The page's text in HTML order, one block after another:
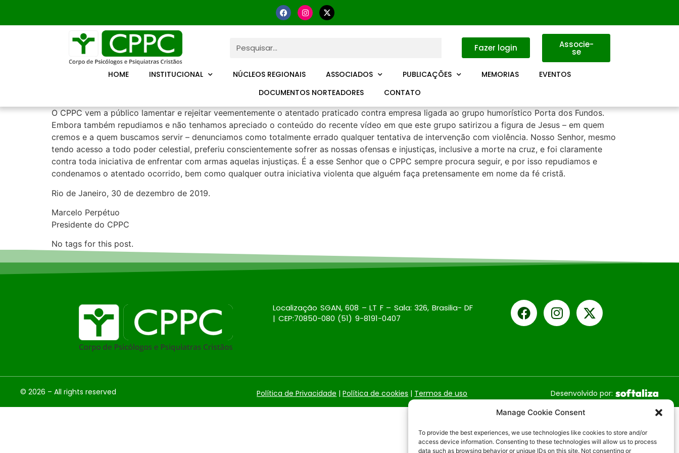
Manage Cookie Consent
To provide the best experiences, we use technologies like cookies to store and/or
access device information. Consenting to these technologies will allow us to process
data such as browsing behavior or unique IDs on this site. Not consenting or
Fazer login Associe-
se
HOME INSTITUCIONAL NÚCLEOS REGIONAIS ASSOCIADOS PUBLICAÇÕES MEMORIAS
EVENTOS
DOCUMENTOS NORTEADORES
CONTATO
O CPPC vem a público lamentar e rejeitar veementemente o atentado praticado contra empresa ligada ao grupo humorístico Porta dos Fundos.
Embora também repudiamos e não tenhamos apreciado o conteúdo do recente vídeo em que este grupo satirizou a figura de Jesus – em quem
cremos e a quem buscamos servir – denunciamos como totalmente errado qualquer tentativa de intervenção com violência. Nosso Senhor, mesmo
tendo acesso a todo poder celestial, preferiu conscientemente sofrer as nossas ofensas e injustiças, inclusive a morte na cruz, e foi claramente
contra toda iniciativa de enfrentar com armas aquelas injustiças. É a esse Senhor que o CPPC sempre procura seguir, e por isso repudiamos e
condenamos o atentado ocorrido, bem como qualquer outra iniciativa violenta que alguém faça pretensamente em nome da fé cristã.
Rio de Janeiro, 30 de dezembro de 2019.
Marcelo Perpétuo
Presidente do CPPC
No tags for this post.
Localização SGAN, 608 – LT F – Sala: 326, Brasilia- DF
| CEP:70850-080 (51) 9-8191-0407
© 2026 – All rights reserved Política de Privacidade |Política de cookies | Termos de uso Desenvolvido por: